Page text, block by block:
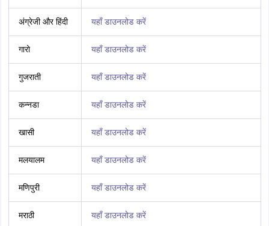
अंग्रेजी और हिंदी यहाँ डाउनलोड करें
गारो यहाँ डाउनलोड करें
गुजराती यहाँ डाउनलोड करें
कन्नडा यहाँ डाउनलोड करें
खासी यहाँ डाउनलोड करें
मलयालम यहाँ डाउनलोड करें
मणिपुरी यहाँ डाउनलोड करें
मराठी यहाँ डाउनलोड करें